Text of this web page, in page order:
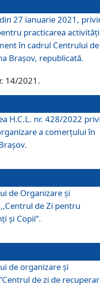
27 ianuarie 2021,
practicarea
în cadrul Centrului de
Brașov, republicată.
14/2021.
H.C.L. nr. 428/2022
a comerțului în
de Organizare și
de Zi pentru
şi Copii”.
de organizare şi
de zi de